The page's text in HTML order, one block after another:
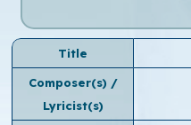
Title
Composer(s) /
Lyricist(s)